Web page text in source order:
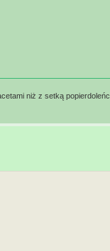
niż z setką